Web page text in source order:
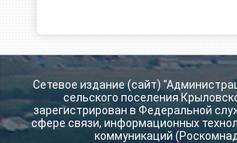
Сетевое издание (сайт)
сельского поселения
зарегистрирован в Федеральной
сфере связи, информационных
коммуникаций